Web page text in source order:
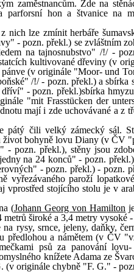
zaměstnancům. Zde na
hon a štvanice na
lze zmínit herbáře
- pozn. překl.) se zvláštním
na tajnosnubstvo" /!/ -
kultivované dřeviny (v
(v originále "Moor- und
/!/ - pozn. překl.) a sbírka
- pozn. překl.)sbírka
"mit Frasstücken der
mají i zde uchovávané a z
čili velký zámecký sál.
bohyně lovu Diany (v ČV
pozn. překl.), stěny jsou
na 24 konců" - pozn.
- pozn. překl.) - pozn.
paroží
stojícího stolu je v
(Johann Georg von Hamilton
široké a 3,4 metry vysoké
rysy, srnce, jeleny, daňky,
a námětem (v ČV
psů za panování
knížete Adama ze
(v originále chybně "F. G." -